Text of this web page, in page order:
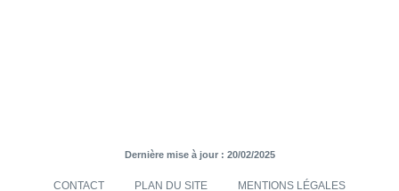
Dernière mise à jour : 20/02/2025
CONTACT PLAN DU SITE MENTIONS LÉGALES